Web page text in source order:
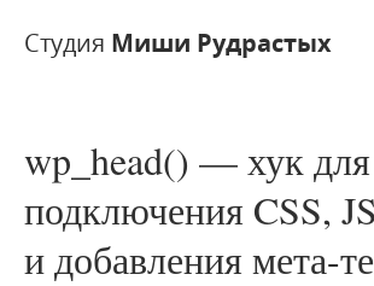
Студия Миши Рудрастых
wp_head() — хук для
подключения CSS,
и добавления мета-